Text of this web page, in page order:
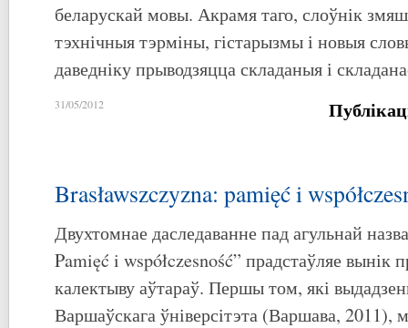
беларускай мовы. Акрамя таго, слоўнік
тэхнічныя тэрміны, гістарызмы і новыя
даведніку прыводзяцца складаныя і
31/05/2012
Brasławszczyzna: pamięć i
Двухтомнае даследаванне пад агульнай
Pamięć i współczesność” прадстаўляе вынік
калектыву аўтараў. Першы том, які
Варшаўскага ўніверсітэта (Варшава, 2011),